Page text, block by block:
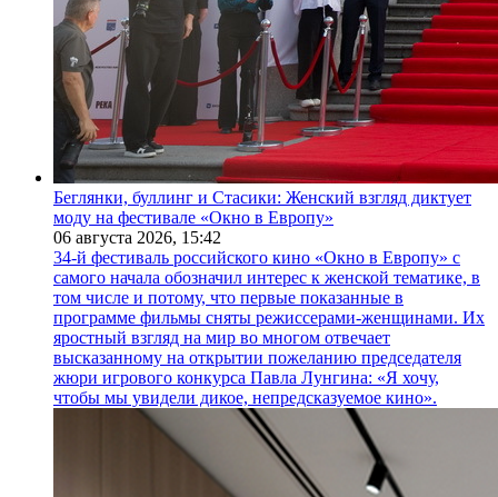
Беглянки, буллинг и Стасики: Женский взгляд диктует
моду на фестивале «Окно в Европу»
06 августа 2026, 15:42
34-й фестиваль российского кино «Окно в Европу» с
самого начала обозначил интерес к женской тематике, в
том числе и потому, что первые показанные в
программе фильмы сняты режиссерами-женщинами. Их
яростный взгляд на мир во многом отвечает
высказанному на открытии пожеланию председателя
жюри игрового конкурса Павла Лунгина: «Я хочу,
чтобы мы увидели дикое, непредсказуемое кино».